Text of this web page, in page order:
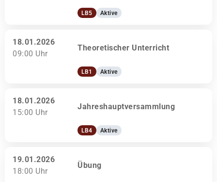
LB5 Aktive
18.01.2026
09:00 Uhr
Theoretischer Unterricht
LB1 Aktive
18.01.2026
15:00 Uhr
Jahreshauptversammlung
LB4 Aktive
19.01.2026
18:00 Uhr
Übung